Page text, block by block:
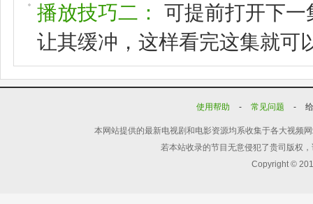
播放技巧二：
可提前打开下
让其缓冲，这样看完这集就可
使用帮助 - 常见问题 -
本网站提供的最新电视剧和电影资源均系收集于各大视频
若本站收录的节目无意侵犯了贵司版权
Copyright ©